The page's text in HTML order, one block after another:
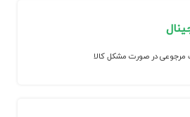
در صورت مشکل کالا